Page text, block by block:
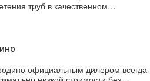
тpуб в качественном…
официальным дилером всегда